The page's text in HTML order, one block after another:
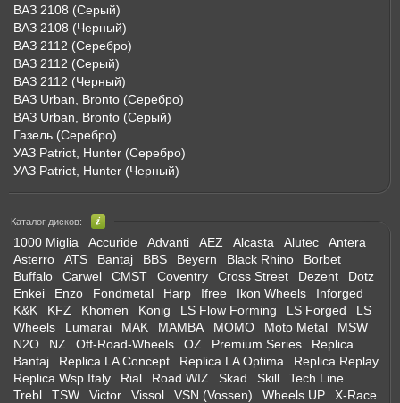
ВАЗ 2108 (Серый)
ВАЗ 2108 (Черный)
ВАЗ 2112 (Серебро)
ВАЗ 2112 (Серый)
ВАЗ 2112 (Черный)
ВАЗ Urban, Bronto (Серебро)
ВАЗ Urban, Bronto (Серый)
Газель (Серебро)
УАЗ Patriot, Hunter (Серебро)
УАЗ Patriot, Hunter (Черный)
Каталог дисков:
1000 Miglia Accuride Advanti AEZ Alcasta Alutec
Antera
Asterro
ATS Bantaj BBS Beyern Black Rhino
Borbet
Buffalo
Carwel CMST Coventry Cross Street Dezent
Dotz
Enkei
Enzo Fondmetal Harp Ifree Ikon Wheels
Inforged
K&K
KFZ Khomen Konig LS Flow Forming LS Forged
LS
Wheels
Lumarai MAK MAMBA MOMO Moto Metal
MSW
N2O
NZ Off-Road-Wheels OZ Premium Series
Replica
Bantaj
Replica LA Concept Replica LA Optima
Replica Replay
Replica Wsp Italy
Rial Road WIZ Skad Skill
Tech Line
Trebl
TSW Victor Vissol VSN (Vossen) Wheels UP
X-Race